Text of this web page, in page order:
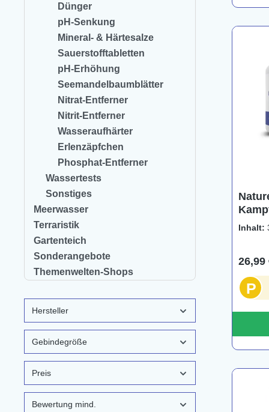
Dünger
pH-Senkung
Mineral- & Härtesalze
Sauerstofftabletten
pH-Erhöhung
Seemandelbaumblätter
Nitrat-Entferner
Nitrit-Entferner
Wasseraufhärter
Erlenzäpfchen
Phosphat-Entferner
Wassertests
Sonstiges
Meerwasser
Terraristik
Gartenteich
Sonderangebote
Themenwelten-Shops
Hersteller
Gebindegröße
Preis
Bewertung mind.
Inhalt:
26,99
P